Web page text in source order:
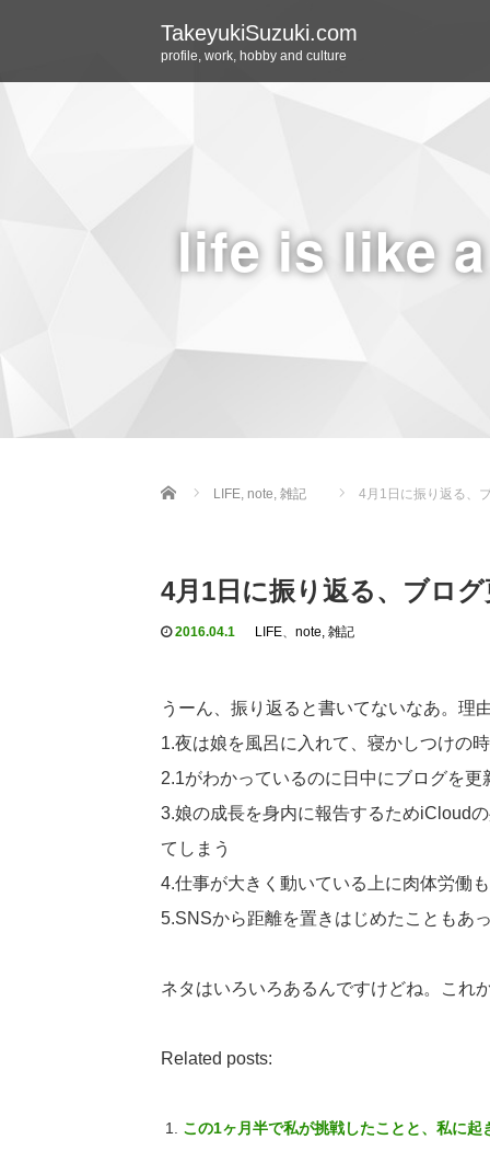
TakeyukiSuzuki.com
profile, work, hobby and culture
life is like
Home LIFE, note, 雑記 4月1日に振り返る、
4月1日に振り返る、ブロ
2016.04.1 LIFE、 note, 雑記
うーん、振り返ると書いてないなあ。理
1.夜は娘を風呂に入れて、寝かしつけの
2.1がわかっているのに日中にブログを
3.娘の成長を身内に報告するためiCloud
てしまう
4.仕事が大きく動いている上に肉体労働
5.SNSから距離を置きはじめたこともあ
ネタはいろいろあるんですけどね。これ
Related posts:
この1ヶ月半で私が挑戦したことと、私に起